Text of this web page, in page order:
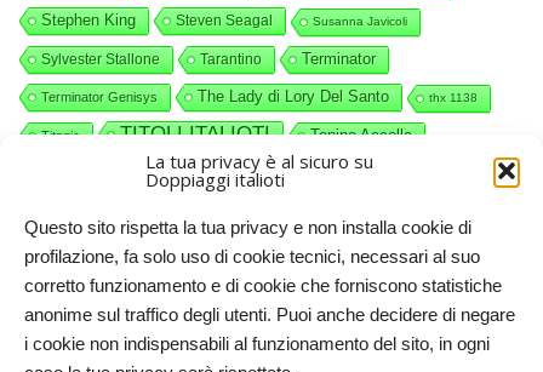
La tua privacy è al sicuro su
Doppiaggi italioti
Questo sito rispetta la tua privacy e non installa cookie di
profilazione, fa solo uso di cookie tecnici, necessari al suo
corretto funzionamento e di cookie che forniscono statistiche
anonime sul traffico degli utenti. Puoi anche decidere di negare
i cookie non indispensabili al funzionamento del sito, in ogni
Stephen King Steven Seagal Susanna Javicoli
Sylvester Stallone Tarantino Terminator
Terminator Genisys The Lady di Lory Del Santo thx 1138
Titanic TITOLI ITALIOTI Tonino Accolla
videocommenti Willy Wonka